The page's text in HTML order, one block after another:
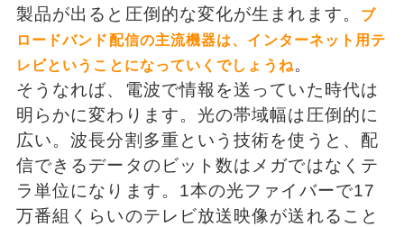
製品が出ると圧倒的な変化が生まれます。
ブ
ロードバンド配信の主流機器は、インターネット用テ
レビということになっていくでしょうね。
そうなれば、電波で情報を送っていた時代は
明らかに変わります。光の帯域幅は圧倒的に
広い。波長分割多重という技術を使うと、配
信できるデータのビット数はメガではなくテ
ラ単位になります。1本の光ファイバーで17
万番組くらいのテレビ放送映像が送れること